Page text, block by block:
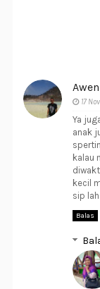
17
Ya
anak
kalau
kecil
sip
Balas